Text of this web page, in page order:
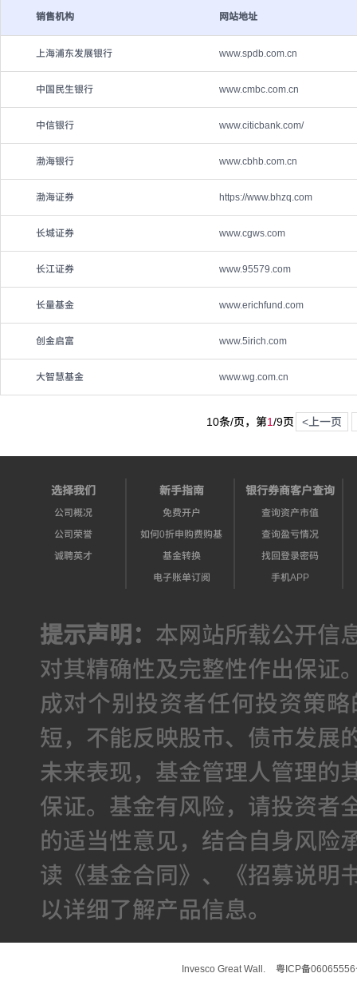
销售机构 网站地址
上海浦东发展银行 www.spdb.com.cn
中国民生银行 www.cmbc.com.cn
中信银行 www.citicbank.com/
渤海银行 www.cbhb.com.cn
渤海证券 https://www.bhzq.com
长城证券 www.cgws.com
长江证券 www.95579.com
长量基金 www.erichfund.com
创金启富 www.5irich.com
大智慧基金 www.wg.com.cn
10条/页，第1/9页 <上一页
选择我们
公司概况
公司荣誉
诚聘英才
新手指南
免费开户
如何0折申购费购基
基金转换
电子账单订阅
银行券商客户查询
查询资产市值
查询盈亏情况
找回登录密码
手机APP
提示声明： 本网站所载公开信
对其精确性及完整性作出保证
成对个别投资者任何投资策
短，不能反映股市、债市发展
未来表现，基金管理人管理的
保证。基金有风险，请投资者
的适当性意见，结合自身风险
读《基金合同》、《招募说明
以详细了解产品信息。
Invesco Great Wall.
粤ICP备